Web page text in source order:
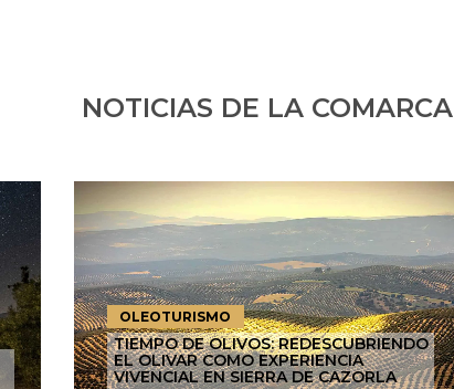
NOTICIAS DE LA COMARCA
OLEOTURISMO
TIEMPO DE OLIVOS: REDESCUBRIENDO
EL OLIVAR COMO EXPERIENCIA
VIVENCIAL EN SIERRA DE CAZORLA